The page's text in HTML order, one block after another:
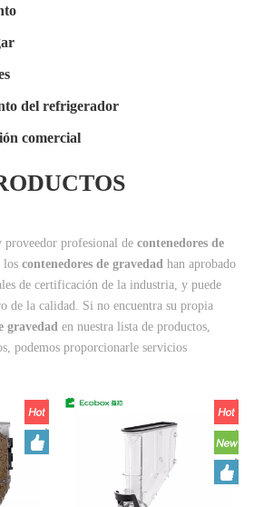
del refrigerador
comercial
proveedor profesional de contenedores de
los contenedores de gravedad han aprobado
de certificación de la industria, y puede
de la calidad. Si no encuentra su propia
gravedad en nuestra lista de productos,
podemos proporcionarle servicios